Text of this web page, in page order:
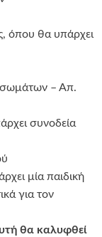
όπου θα υπάρχει
– Απ.
συνοδεία
μία παιδική
για τον
θα καλυφθεί